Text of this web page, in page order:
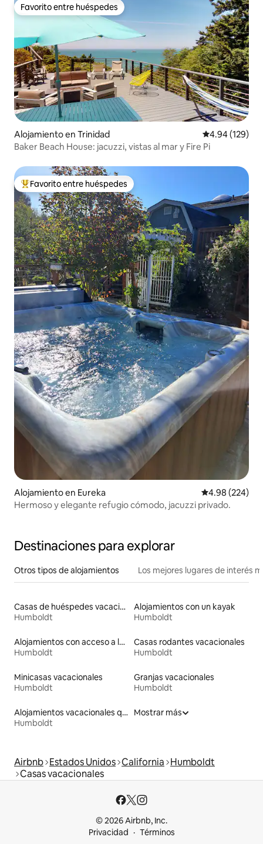
Favorito entre huéspedes
Favorito entre huéspedes
Alojamiento en Trinidad Calificación
4.94 (129)
Baker Beach House: jacuzzi, vistas al mar y Fire Pi
Favorito entre huéspedes preferido
Favorito entre huéspedes
Alojamiento en Eureka Calificación
4.98 (224)
Hermoso y elegante refugio cómodo, jacuzzi privado.
Destinaciones para explorar
Otros tipos de alojamientos Los mejores lugares de interés
Casas de huéspedes vacacionales
Humboldt
Alojamientos con un kayak
Humboldt
Alojamientos con acceso a la playa
Humboldt
Casas rodantes vacacionales
Humboldt
Minicasas vacacionales
Humboldt
Granjas vacacionales
Humboldt
Alojamientos vacacionales que admiten mascotas
Humboldt
Mostrar más
Airbnb Estados Unidos California Humboldt
Casas vacacionales
© 2026 Airbnb, Inc.
Privacidad
Términos